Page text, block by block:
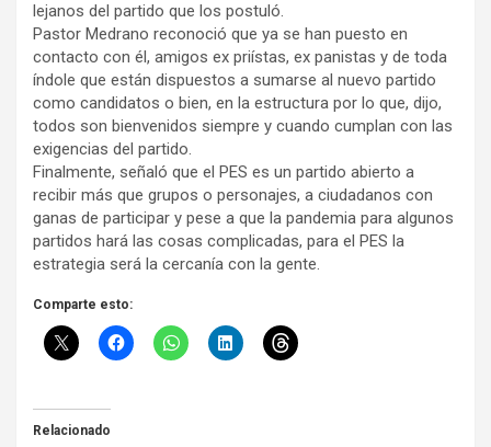
lejanos del partido que los postuló.
Pastor Medrano reconoció que ya se han puesto en
contacto con él, amigos ex priístas, ex panistas y de toda
índole que están dispuestos a sumarse al nuevo partido
como candidatos o bien, en la estructura por lo que, dijo,
todos son bienvenidos siempre y cuando cumplan con las
exigencias del partido.
Finalmente, señaló que el PES es un partido abierto a
recibir más que grupos o personajes, a ciudadanos con
ganas de participar y pese a que la pandemia para algunos
partidos hará las cosas complicadas, para el PES la
estrategia será la cercanía con la gente.
Comparte esto:
Relacionado